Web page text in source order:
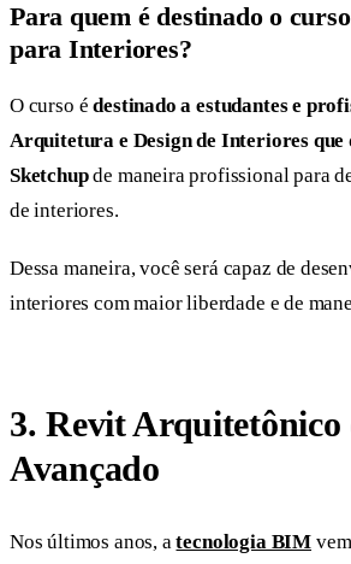
Para quem é destinado o
para Interiores?
O curso édestinado a estudantes e
Arquitetura e Design de Interiores
Sketchupde maneira profissional para
de interiores.
Dessa maneira, você será capaz de
interiores com maior liberdade e de
3. Revit Arquitetônico
Avançado
Nos últimos anos, atecnologia BIM